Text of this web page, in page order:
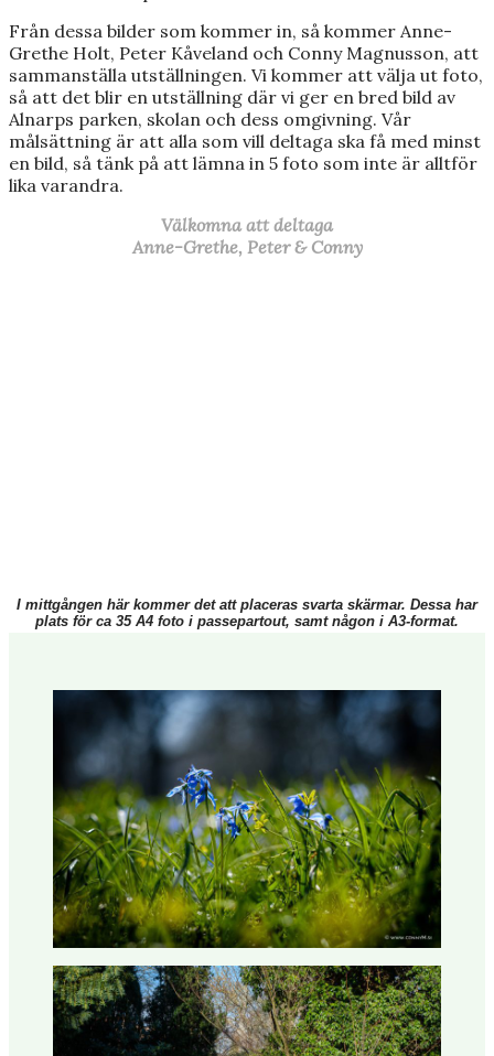
Från dessa bilder som kommer in, så kommer Anne-
Grethe Holt, Peter Kåveland och Conny Magnusson, att
sammanställa utställningen. Vi kommer att välja ut foto,
så att det blir en utställning där vi ger en bred bild av
Alnarps parken, skolan och dess omgivning. Vår
målsättning är att alla som vill deltaga ska få med minst
en bild, så tänk på att lämna in 5 foto som inte är alltför
lika varandra.
Välkomna att deltaga
Anne-Grethe, Peter & Conny
I mittgången här kommer det att placeras svarta skärmar. Dessa har
plats för ca 35 A4 foto i passepartout, samt någon i A3-format.